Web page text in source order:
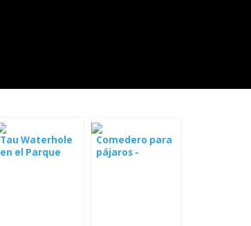
Tau Waterhole
en el Parque
Comedero para
pájaros -